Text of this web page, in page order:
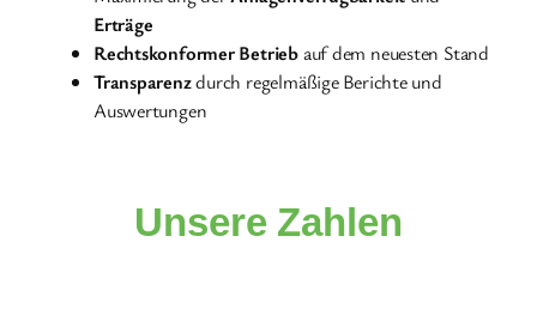
Erträge
Rechtskonformer Betriebauf dem neuesten Stand
Transparenzdurch regelmäßige Berichte und
Auswertungen
Unsere Zahlen